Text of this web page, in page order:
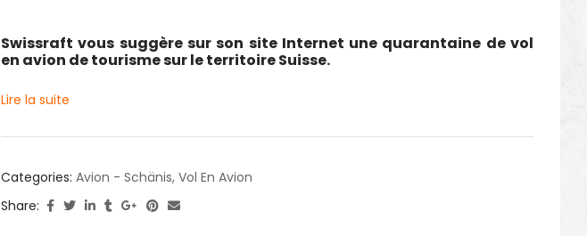
Swissraft vous suggère sur son site Internet une quarantaine de vol
en avion de tourisme sur le territoire Suisse.
Lire la suite
Categories: Avion - Schänis, Vol En Avion
Share: